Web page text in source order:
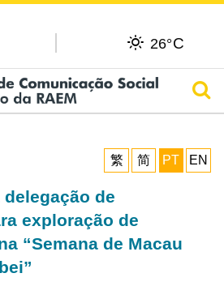
26°C
繁
简 PT EN
de
exploração de
“Semana de Macau